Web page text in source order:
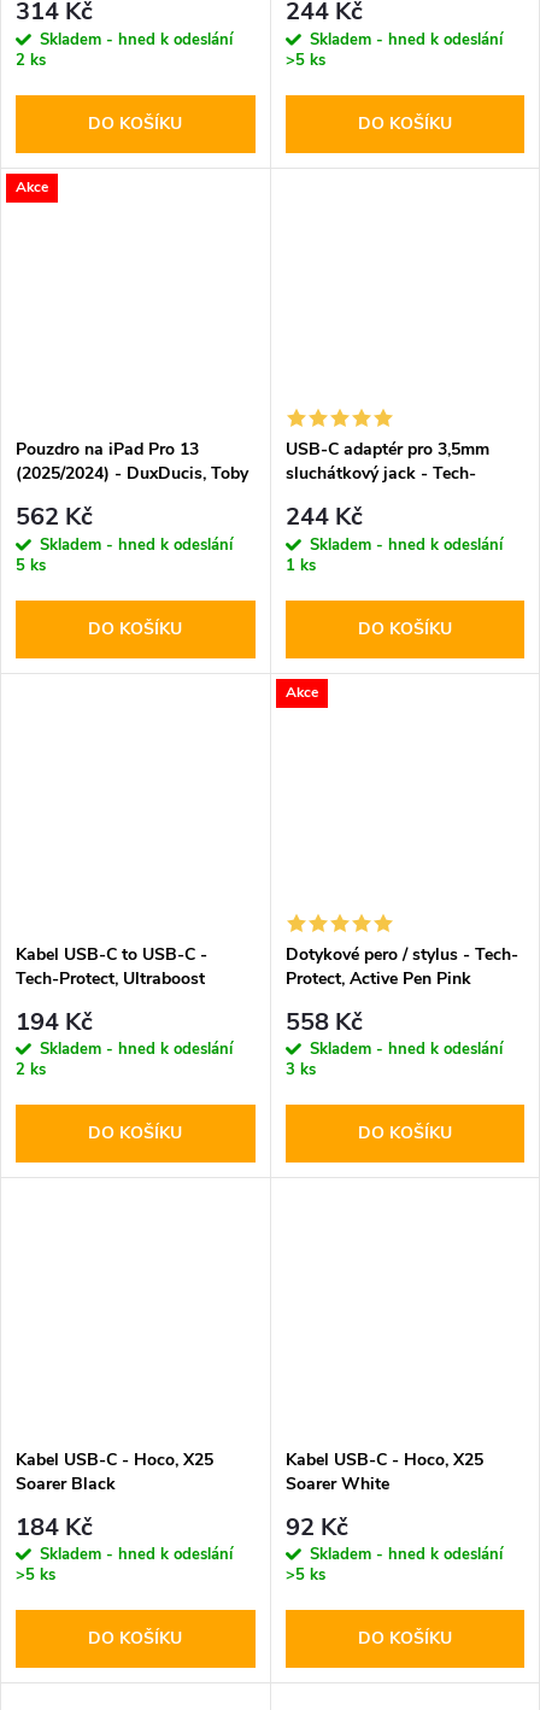
314 Kč
Skladem - hned k odeslání
2 ks
DO KOŠÍKU
244 Kč
Skladem - hned k odeslání
>5 ks
DO KOŠÍKU
Akce
Pouzdro na iPad Pro 13
(2025/2024) - DuxDucis, Toby
562 Kč
Skladem - hned k odeslání
5 ks
DO KOŠÍKU
USB-C adaptér pro 3,5mm
sluchátkový jack - Tech-
244 Kč
Skladem - hned k odeslání
1 ks
DO KOŠÍKU
Kabel USB-C to USB-C -
Tech-Protect, Ultraboost
194 Kč
Skladem - hned k odeslání
2 ks
DO KOŠÍKU
Akce
Dotykové pero / stylus - Tech-
Protect, Active Pen Pink
558 Kč
Skladem - hned k odeslání
3 ks
DO KOŠÍKU
Kabel USB-C - Hoco, X25
Soarer Black
184 Kč
Skladem - hned k odeslání
>5 ks
DO KOŠÍKU
Kabel USB-C - Hoco, X25
Soarer White
92 Kč
Skladem - hned k odeslání
>5 ks
DO KOŠÍKU